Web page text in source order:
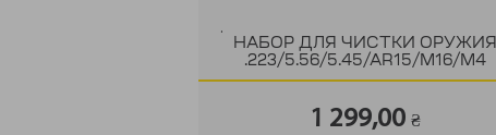
.
НАБОР ДЛЯ ЧИСТКИ ОРУЖИЯ
.223/5.56/5.45/AR15/M16/M4
1 299,00₴